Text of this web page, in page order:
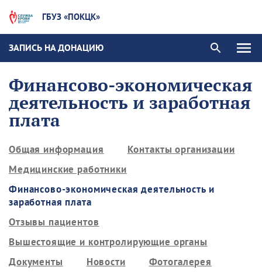
ГБУЗ «ПОКЦК»
ЗАПИСЬ НА ДОНАЦИЮ
Финансово-экономическая
деятельность и заработная
плата
Общая информация
Контакты организации
Медицинские работники
Финансово-экономическая деятельность и
заработная плата
Отзывы пациентов
Вышестоящие и контролирующие органы
Документы
Новости
Фотогалерея